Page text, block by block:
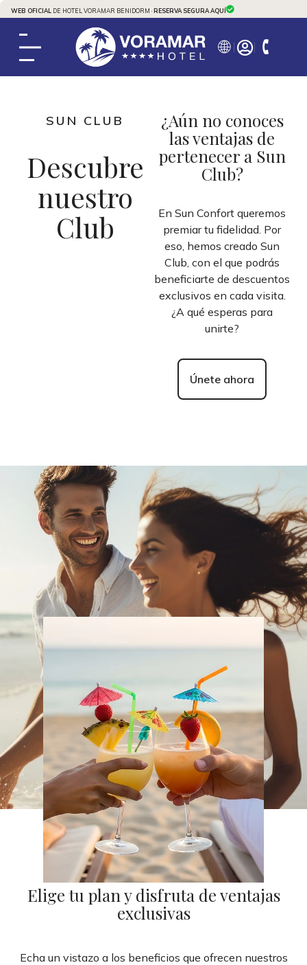
WEB OFICIAL DE HOTEL VORAMAR BENIDORM ·RESERVA SEGURA AQUÍ
SUN CLUB
Descubre
nuestro
Club
¿Aún no conoces
las ventajas de
pertenecer a Sun
Club?
En Sun Confort queremos
premiar tu fidelidad. Por
eso, hemos creado Sun
Club, con el que podrás
beneficiarte de descuentos
exclusivos en cada visita.
¿A qué esperas para
unirte?
Únete ahora
Elige tu plan y disfruta de ventajas
exclusivas
Echa un vistazo a los beneficios que ofrecen nuestros